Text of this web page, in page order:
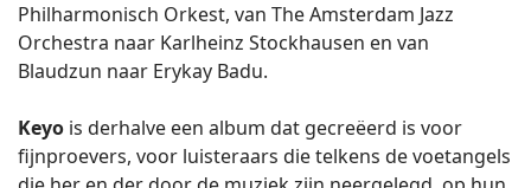
Philharmonisch Orkest, van The Amsterdam Jazz
Orchestra naar Karlheinz Stockhausen en van
Blaudzun naar Erykay Badu.
Keyo is derhalve een album dat gecreëerd is voor
fijnproevers, voor luisteraars die telkens de voetangels